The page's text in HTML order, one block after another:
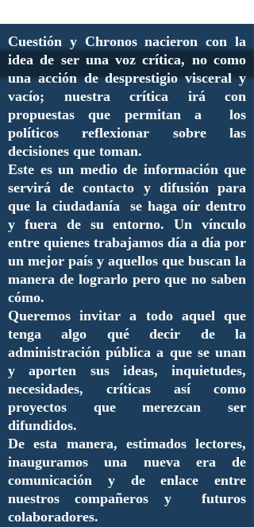
Cuestión y Chronos nacieron con la
idea de ser una voz crítica, no como
una acción de desprestigio visceral y
vacío; nuestra crítica irá con
propuestas que permitan a los
políticos reflexionar sobre las
decisiones que toman.
Este es un medio de información que
servirá de contacto y difusión para
que la ciudadanía se haga oír dentro
y fuera de su entorno. Un vínculo
entre quienes trabajamos día a día por
un mejor país y aquellos que buscan la
manera de lograrlo pero que no saben
cómo.
Queremos invitar a todo aquel que
tenga algo qué decir de la
administración pública a que se unan
y aporten sus ideas, inquietudes,
necesidades, críticas así como
proyectos que merezcan ser
difundidos.
De esta manera, estimados lectores,
inauguramos una nueva era de
comunicación y de enlace entre
nuestros compañeros y futuros
colaboradores.